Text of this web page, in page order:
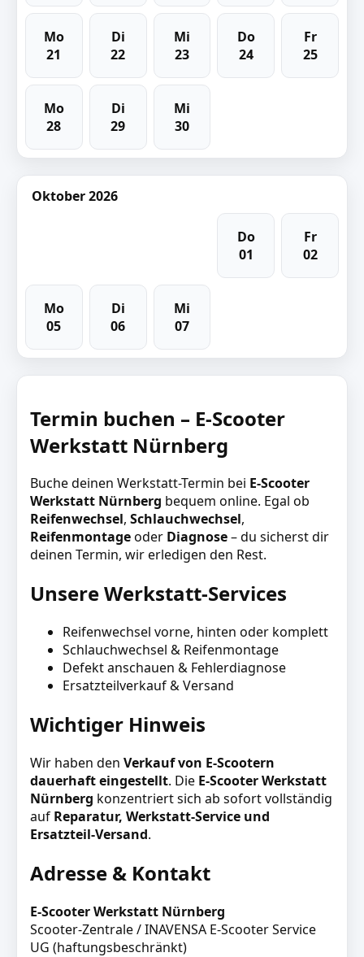
Mo
21
Di
22
Mi
23
Do
24
Fr
25
Mo
28
Di
29
Mi
30
Oktober 2026
Do
01
Fr
02
Mo
05
Di
06
Mi
07
Termin buchen – E-Scooter
Werkstatt Nürnberg
Buche deinen Werkstatt-Termin bei E-Scooter
Werkstatt Nürnberg bequem online. Egal ob
Reifenwechsel, Schlauchwechsel,
Reifenmontageoder Diagnose– du sicherst dir
deinen Termin, wir erledigen den Rest.
Unsere Werkstatt-Services
Reifenwechsel vorne, hinten oder komplett
Schlauchwechsel & Reifenmontage
Defekt anschauen & Fehlerdiagnose
Ersatzteilverkauf & Versand
Wichtiger Hinweis
Wir haben den Verkauf von E-Scootern
dauerhaft eingestellt. Die E-Scooter Werkstatt
Nürnberg konzentriert sich ab sofort vollständig
auf Reparatur, Werkstatt-Service und
Ersatzteil-Versand.
Adresse & Kontakt
E-Scooter Werkstatt Nürnberg
Scooter-Zentrale / INAVENSA E-Scooter Service
UG (haftungsbeschränkt)